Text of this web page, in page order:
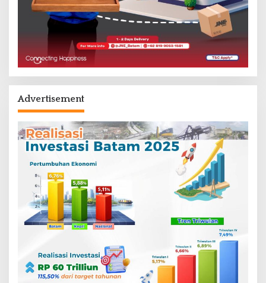
Advertisement